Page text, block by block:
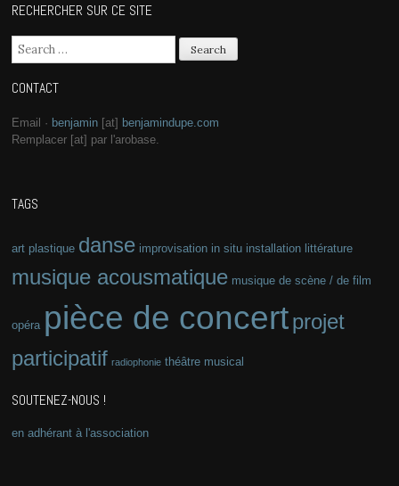
RECHERCHER SUR CE SITE
Search for:
CONTACT
Email · benjamin [at] benjamindupe.com
Remplacer [at] par l'arobase.
TAGS
art plastique danse improvisation in situ installation littérature
musique acousmatique musique de scène / de film
opéra pièce de concertprojet
participatif radiophonie théâtre musical
SOUTENEZ-NOUS !
en adhérant à l'association